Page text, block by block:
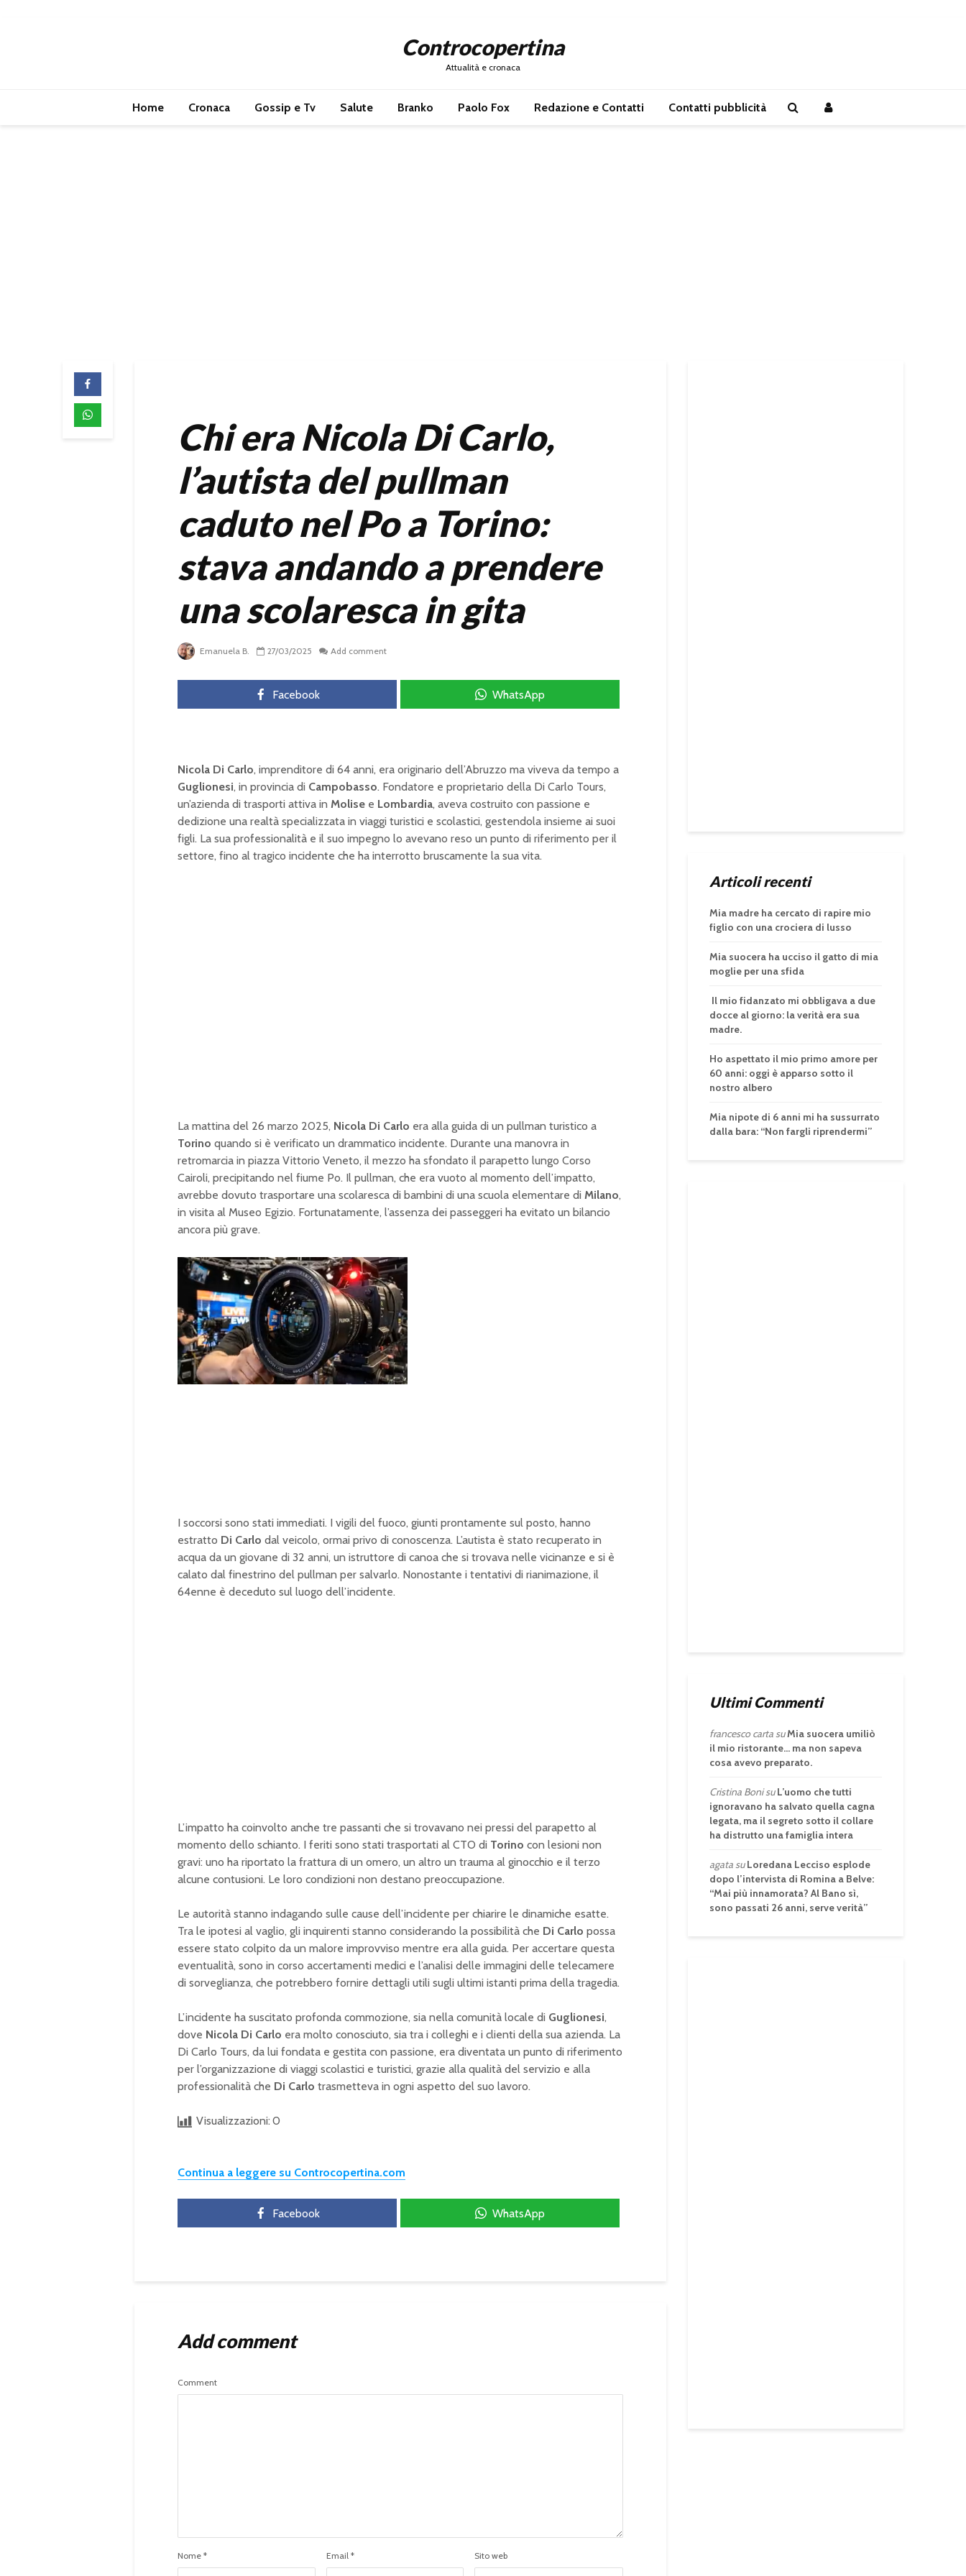
Controcopertina
Attualità e cronaca
Home Cronaca Gossip e Tv Salute Branko Paolo Fox Redazione e Contatti Contatti pubblicità
Chi era Nicola Di Carlo,
l’autista del pullman
caduto nel Po a Torino:
stava andando a prendere
una scolaresca in gita
Emanuela B. 27/03/2025 Add comment
Facebook WhatsApp
Nicola Di Carlo, imprenditore di 64 anni, era originario dell’Abruzzo ma viveva da tempo a
Guglionesi, in provincia di Campobasso. Fondatore e proprietario della Di Carlo Tours,
un’azienda di trasporti attiva in Molise e Lombardia, aveva costruito con passione e
dedizione una realtà specializzata in viaggi turistici e scolastici, gestendola insieme ai suoi
figli. La sua professionalità e il suo impegno lo avevano reso un punto di riferimento per il
settore, fino al tragico incidente che ha interrotto bruscamente la sua vita.
La mattina del 26 marzo 2025, Nicola Di Carlo era alla guida di un pullman turistico a
Torino quando si è verificato un drammatico incidente. Durante una manovra in
retromarcia in piazza Vittorio Veneto, il mezzo ha sfondato il parapetto lungo Corso
Cairoli, precipitando nel fiume Po. Il pullman, che era vuoto al momento dell’impatto,
avrebbe dovuto trasportare una scolaresca di bambini di una scuola elementare di Milano,
in visita al Museo Egizio. Fortunatamente, l’assenza dei passeggeri ha evitato un bilancio
ancora più grave.
U
m
L
o
I soccorsi sono stati immediati. I vigili del fuoco, giunti prontamente sul posto, hanno
estratto Di Carlo dal veicolo, ormai privo di conoscenza. L’autista è stato recuperato in
acqua da un giovane di 32 anni, un istruttore di canoa che si trovava nelle vicinanze e si è
calato dal finestrino del pullman per salvarlo. Nonostante i tentativi di rianimazione, il
64enne è deceduto sul luogo dell’incidente.
L’impatto ha coinvolto anche tre passanti che si trovavano nei pressi del parapetto al
momento dello schianto. I feriti sono stati trasportati al CTO di Torino con lesioni non
gravi: uno ha riportato la frattura di un omero, un altro un trauma al ginocchio e il terzo
alcune contusioni. Le loro condizioni non destano preoccupazione.
Le autorità stanno indagando sulle cause dell’incidente per chiarire le dinamiche esatte.
Tra le ipotesi al vaglio, gli inquirenti stanno considerando la possibilità che Di Carlo possa
essere stato colpito da un malore improvviso mentre era alla guida. Per accertare questa
eventualità, sono in corso accertamenti medici e l’analisi delle immagini delle telecamere
di sorveglianza, che potrebbero fornire dettagli utili sugli ultimi istanti prima della tragedia.
L’incidente ha suscitato profonda commozione, sia nella comunità locale di Guglionesi,
dove Nicola Di Carlo era molto conosciuto, sia tra i colleghi e i clienti della sua azienda. La
Di Carlo Tours, da lui fondata e gestita con passione, era diventata un punto di riferimento
per l’organizzazione di viaggi scolastici e turistici, grazie alla qualità del servizio e alla
professionalità che Di Carlo trasmetteva in ogni aspetto del suo lavoro.
Visualizzazioni: 0
Continua a leggere su Controcopertina.com
Facebook WhatsApp
Add comment
Comment
Nome * Email * Sito web
Articoli recenti
Mia madre ha cercato di rapire mio
figlio con una crociera di lusso
Mia suocera ha ucciso il gatto di mia
moglie per una sfida
Il mio fidanzato mi obbligava a due
docce al giorno: la verità era sua
madre.
Ho aspettato il mio primo amore per
60 anni: oggi è apparso sotto il
nostro albero
Mia nipote di 6 anni mi ha sussurrato
dalla bara: “Non fargli riprendermi”
Ultimi Commenti
francesco cartasuMia suocera umiliò
il mio ristorante… ma non sapeva
cosa avevo preparato.
Cristina BonisuL’uomo che tutti
ignoravano ha salvato quella cagna
legata, ma il segreto sotto il collare
ha distrutto una famiglia intera
agatasuLoredana Lecciso esplode
dopo l’intervista di Romina a Belve:
“Mai più innamorata? Al Bano sì,
sono passati 26 anni, serve verità”